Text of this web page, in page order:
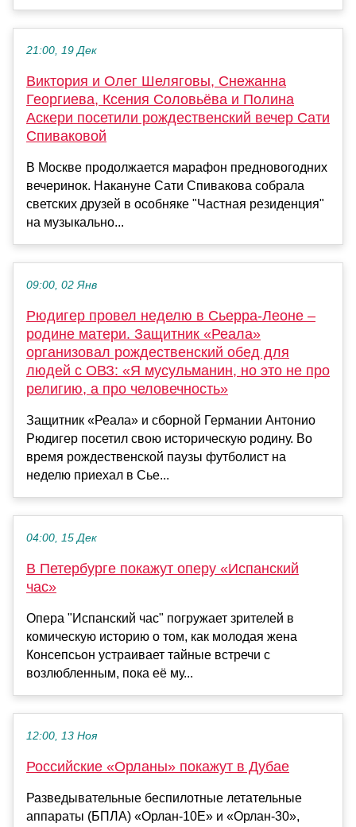
21:00, 19 Дек
Виктория и Олег Шеляговы, Снежанна
Георгиева, Ксения Соловьёва и Полина
Аскери посетили рождественский вечер Сати
Спиваковой
В Москве продолжается марафон предновогодних
вечеринок. Накануне Сати Спивакова собрала
светских друзей в особняке "Частная резиденция"
на музыкально...
09:00, 02 Янв
Рюдигер провел неделю в Сьерра-Леоне –
родине матери. Защитник «Реала»
организовал рождественский обед для
людей с ОВЗ: «Я мусульманин, но это не про
религию, а про человечность»
Защитник «Реала» и сборной Германии Антонио
Рюдигер посетил свою историческую родину. Во
время рождественской паузы футболист на
неделю приехал в Сье...
04:00, 15 Дек
В Петербурге покажут оперу «Испанский
час»
Опера "Испанский час" погружает зрителей в
комическую историю о том, как молодая жена
Консепсьон устраивает тайные встречи с
возлюбленным, пока её му...
12:00, 13 Ноя
Российские «Орланы» покажут в Дубае
Разведывательные беспилотные летательные
аппараты (БПЛА) «Орлан-10Е» и «Орлан-30»,